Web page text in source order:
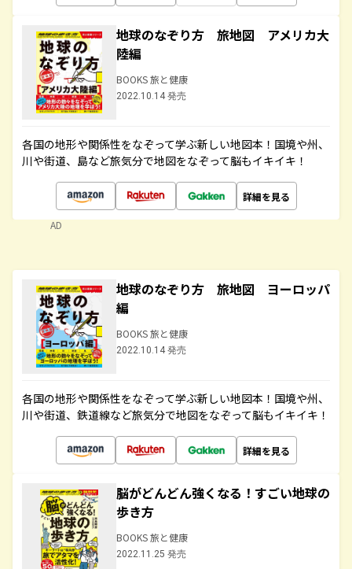
地球のなぞり方 旅地図 アメリカ大
陸編
BOOKS 旅と健康
2022.10.14 発売
各国の地形や関係性をなぞって学ぶ新しい地図本！国境や州、
川や街道、島など旅気分で地図をなぞって脳もイキイキ！
詳細を見る
AD
地球のなぞり方 旅地図 ヨーロッパ
編
BOOKS 旅と健康
2022.10.14 発売
各国の地形や関係性をなぞって学ぶ新しい地図本！国境や州、
川や街道、鉄道線など旅気分で地図をなぞって脳もイキイキ！
詳細を見る
脳がどんどん強くなる！すごい地球の
歩き方
BOOKS 旅と健康
2022.11.25 発売